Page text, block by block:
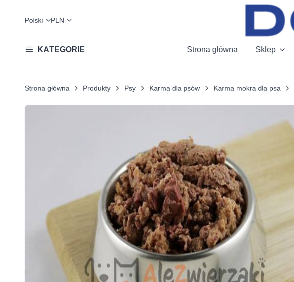
Polski PLN
KATEGORIE Strona główna Sklep
Strona główna Produkty Psy Karma dla psów Karma mokra dla psa